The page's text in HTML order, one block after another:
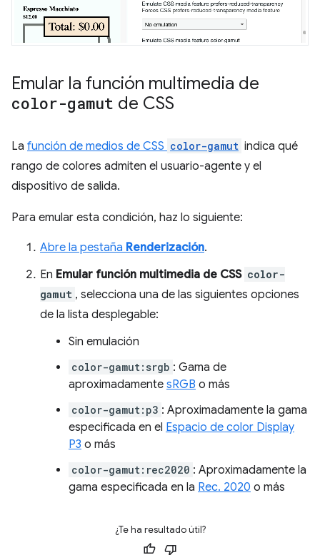
Emular la función multimedia de
color-gamut de CSS
La función de medios de CSS color-gamut indica qué
rango de colores admiten el usuario-agente y el
dispositivo de salida.
Para emular esta condición, haz lo siguiente:
Abre la pestaña Renderización.
En Emular función multimedia de CSS color-
gamut , selecciona una de las siguientes opciones
de la lista desplegable:
Sin emulación
color-gamut:srgb : Gama de
aproximadamente sRGB o más
color-gamut:p3 : Aproximadamente la gama
especificada en el Espacio de color Display
P3 o más
color-gamut:rec2020 : Aproximadamente la
gama especificada en la Rec. 2020 o más
¿Te ha resultado útil?